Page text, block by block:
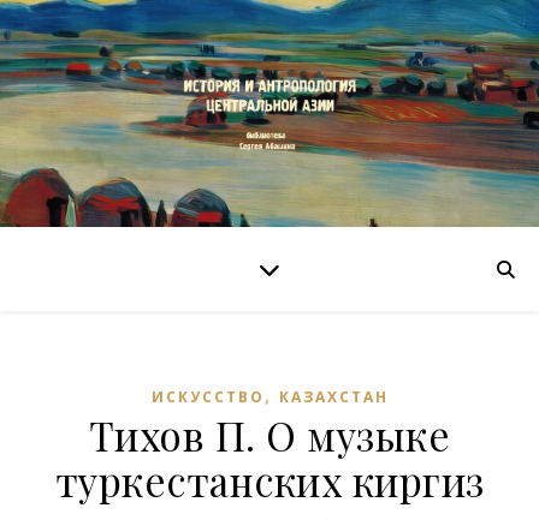
ИСКУССТВО , КАЗАХСТАН
Тихов П. О музыке
туркестанских киргиз